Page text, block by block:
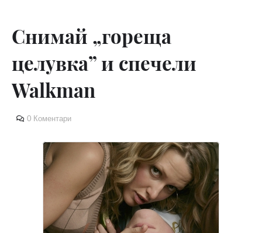
Снимай „гореща
целувка” и спечели
Walkman
0 Коментари